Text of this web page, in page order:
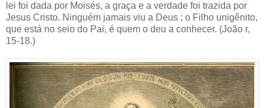
lei foi dada por Moisés, a graça e a verdade foi trazida por
Jesus Cristo. Ninguém jamais viu a Deus ; o Filho unigênito,
que está no seio do Pai, é quem o deu a conhecer. (João r,
15-18.)